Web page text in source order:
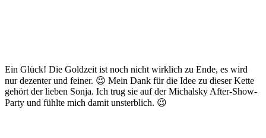
Ein Glück! Die Goldzeit ist noch nicht wirklich zu Ende, es wird
nur dezenter und feiner. 😉 Mein Dank für die Idee zu dieser Kette
gehört der lieben Sonja. Ich trug sie auf der Michalsky After-Show-
Party und fühlte mich damit unsterblich. 😉